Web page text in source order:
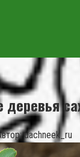
dachneek_ru